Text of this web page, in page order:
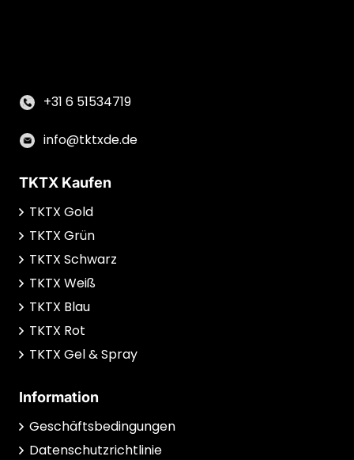
+31 6 51534719
info@tktxde.de
TKTX Kaufen
TKTX Gold
TKTX Grün
TKTX Schwarz
TKTX Weiß
TKTX Blau
TKTX Rot
TKTX Gel & Spray
Information
Geschäftsbedingungen
Datenschutzrichtlinie